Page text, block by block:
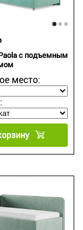
с подъемным
место: